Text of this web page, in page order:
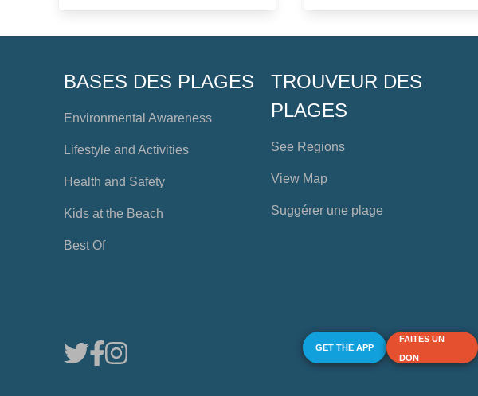
BASES DES PLAGES
Environmental Awareness
Lifestyle and Activities
Health and Safety
Kids at the Beach
Best Of
TROUVEUR DES
PLAGES
See Regions
View Map
Suggérer une plage
GET THE APP
FAITES UN
DON